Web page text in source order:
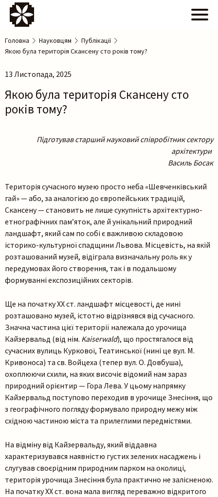
Головна Науковцям
Публікації
Якою була територія Скансену сто років тому?
13 Листопада, 2025
Якою була територія Скансену сто
років тому?
Підготував старший науковий співробітник сектору
архітектури
Василь Босак
Територія сучасного музею просто неба «Шевченківський
гай» — або, за аналогією до європейських традицій,
Скансену — становить не лише сукупність архітектурно-
етнографічних пам’яток, але й унікальний природний
ландшафт, який сам по собі є важливою складовою
історико-культурної спадщини Львова. Місцевість, на якій
розташований музей, відіграла визначальну роль як у
передумовах його створення, так і в подальшому
формуванні експозиційних секторів.
Ще на початку ХХ ст. ландшафт місцевості, де нині
розташовано музей, істотно відрізнявся від сучасного.
Значна частина цієї території належала до урочища
Кайзервальд (від нім. Kaiserwald), що простягалося від
сучасних вулиць Куркової, Театинської (нині це вул. М.
Кривоноса) та св. Войцеха (тепер вул. О. Довбуша),
охоплюючи схили, на яких височіє відомий нам зараз
природний орієнтир — Гора Лева. У цьому напрямку
Кайзервальд поступово переходив в урочище Знесіння, що
з географічного погляду формувало природну межу між
східною частиною міста та прилеглими передмістями.
На відміну від Кайзервальду, який віддавна
характеризувався наявністю густих зелених насаджень і
слугував своєрідним природним парком на околиці,
територія урочища Знесіння була практично не залісненою.
На початку ХХ ст. вона мала вигляд переважно відкритого